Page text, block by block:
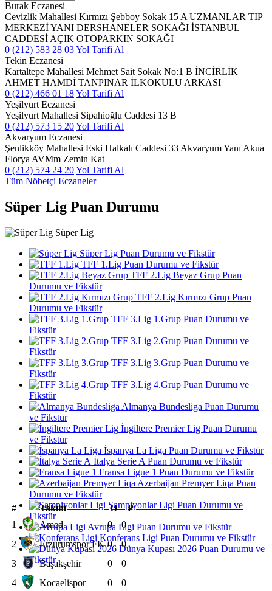
Burak Eczanesi
Cevizlik Mahallesi Kırmızı Şebboy Sokak 15 A UZMANLAR TIP
MERKEZİ YANI DERSHANELER SOKAĞI İSTANBUL
CADDESİ AÇIK OTOPARKIN SOKAĞI
0 (212) 583 28 03Yol Tarifi Al
Tekin Eczanesi
Kartaltepe Mahallesi Mehmet Sait Sokak No:1 B İNCİRLİK
AHMET HAMDİ TANPINAR İLKOKULU ARKASI
0 (212) 466 01 18Yol Tarifi Al
Yeşilyurt Eczanesi
Yeşilyurt Mahallesi Sipahioğlu Caddesi 13 B
0 (212) 573 15 20Yol Tarifi Al
Akvaryum Eczanesi
Şenlikköy Mahallesi Eski Halkalı Caddesi 33 Akvaryum Yanı Akua
Florya AVMm Zemin Kat
0 (212) 574 24 20Yol Tarifi Al
Tüm Nöbetçi Eczaneler
Süper Lig Puan Durumu
Süper Lig
Süper Lig Puan Durumu ve Fikstür
TFF 1.Lig Puan Durumu ve Fikstür
TFF 2.Lig Beyaz Grup Puan
Durumu ve Fikstür
TFF 2.Lig Kırmızı Grup Puan
Durumu ve Fikstür
TFF 3.Lig 1.Grup Puan Durumu ve
Fikstür
TFF 3.Lig 2.Grup Puan Durumu ve
Fikstür
TFF 3.Lig 3.Grup Puan Durumu ve
Fikstür
TFF 3.Lig 4.Grup Puan Durumu ve
Fikstür
Almanya Bundesliga Puan Durumu
ve Fikstür
İngiltere Premier Lig Puan Durumu
ve Fikstür
İspanya La Liga Puan Durumu ve Fikstür
İtalya Serie A Puan Durumu ve Fikstür
Fransa Ligue 1 Puan Durumu ve Fikstür
Azerbaijan Premyer Liqa Puan
Durumu ve Fikstür
Şampiyonlar Ligi Puan Durumu ve
Fikstür
Avrupa Ligi Puan Durumu ve Fikstür
Konferans Ligi Puan Durumu ve Fikstür
Dünya Kupası 2026 Puan Durumu ve
Fikstür
# Takım O
P
1
Amed 0
0
2
Erzurumspor FK 0
0
3
Başakşehir 0
0
4
Kocaelispor 0 0